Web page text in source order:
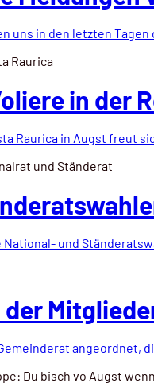
uns in den letzten
in der
Raurica in Augst freut
National- und
angeordnet,